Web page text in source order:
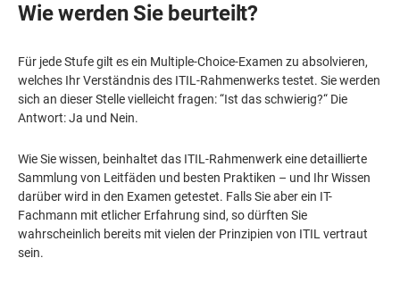
Wie werden Sie beurteilt?
Für jede Stufe gilt es ein Multiple-Choice-Examen zu absolvieren,
welches Ihr Verständnis des ITIL-Rahmenwerks testet. Sie werden
sich an dieser Stelle vielleicht fragen: “Ist das schwierig?“ Die
Antwort: Ja und Nein.
Wie Sie wissen, beinhaltet das ITIL-Rahmenwerk eine detaillierte
Sammlung von Leitfäden und besten Praktiken – und Ihr Wissen
darüber wird in den Examen getestet. Falls Sie aber ein IT-
Fachmann mit etlicher Erfahrung sind, so dürften Sie
wahrscheinlich bereits mit vielen der Prinzipien von ITIL vertraut
sein.